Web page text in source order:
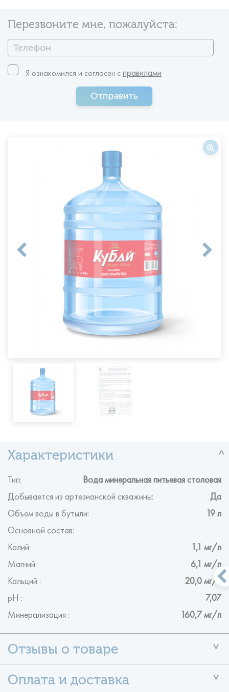
Перезвоните мне, пожалуйста:
Отправить
Я ознакомился и согласен c
Тип: Вода минеральная питьевая столовая
Добывается из артезианской скважины: Да
Объем воды в бутыли: 19 л
Основной состав:
Калий: 1,1 мг/л
Магний : 6,1 мг/л
Кальций : 20,0 мг/л
рН : 7,07
Минерализация : 160,7 мг/л